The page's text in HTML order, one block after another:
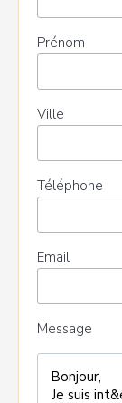
Prénom
Ville
Téléphone
Email
Message